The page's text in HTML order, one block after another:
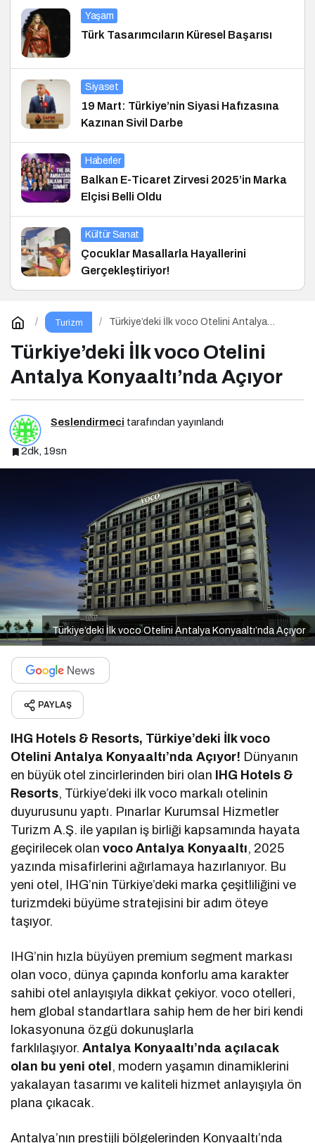
Yaşam
Türk Tasarımcıların Küresel Başarısı
Siyaset
19 Mart: Türkiye’nin Siyasi Hafızasına
Kazınan Sivil Darbe
Haberler
Balkan E-Ticaret Zirvesi 2025’in Marka
Elçisi Belli Oldu
Kültür Sanat
Çocuklar Masallarla Hayallerini
Gerçekleştiriyor!
Turizm
Türkiye’deki İlk voco Otelini Antalya
Türkiye’deki İlk voco Otelini
Antalya Konyaaltı’nda Açıyor
Seslendirmeci tarafından yayınlandı
2dk, 19sn
Türkiye’deki İlk voco Otelini Antalya Konyaaltı’nda Açıyor
PAYLAŞ
IHG Hotels & Resorts, Türkiye’deki İlk voco
Otelini Antalya Konyaaltı’nda Açıyor! Dünyanın
en büyük otel zincirlerinden biri olan IHG Hotels &
Resorts, Türkiye’deki ilk voco markalı otelinin
duyurusunu yaptı. Pınarlar Kurumsal Hizmetler
Turizm A.Ş. ile yapılan iş birliği kapsamında hayata
geçirilecek olanvoco Antalya Konyaaltı, 2025
yazında misafirlerini ağırlamaya hazırlanıyor. Bu
yeni otel, IHG’nin Türkiye’deki marka çeşitliliğini ve
turizmdeki büyüme stratejisini bir adım öteye
taşıyor.
IHG’nin hızla büyüyen premium segment markası
olan voco, dünya çapında konforlu ama karakter
sahibi otel anlayışıyla dikkat çekiyor. voco otelleri,
hem global standartlara sahip hem de her biri kendi
lokasyonuna özgü dokunuşlarla
farklılaşıyor.Antalya Konyaaltı’nda açılacak
olan bu yeni otel, modern yaşamın dinamiklerini
yakalayan tasarımı ve kaliteli hizmet anlayışıyla ön
plana çıkacak.
Antalya’nın prestijli bölgelerinden Konyaaltı’nda